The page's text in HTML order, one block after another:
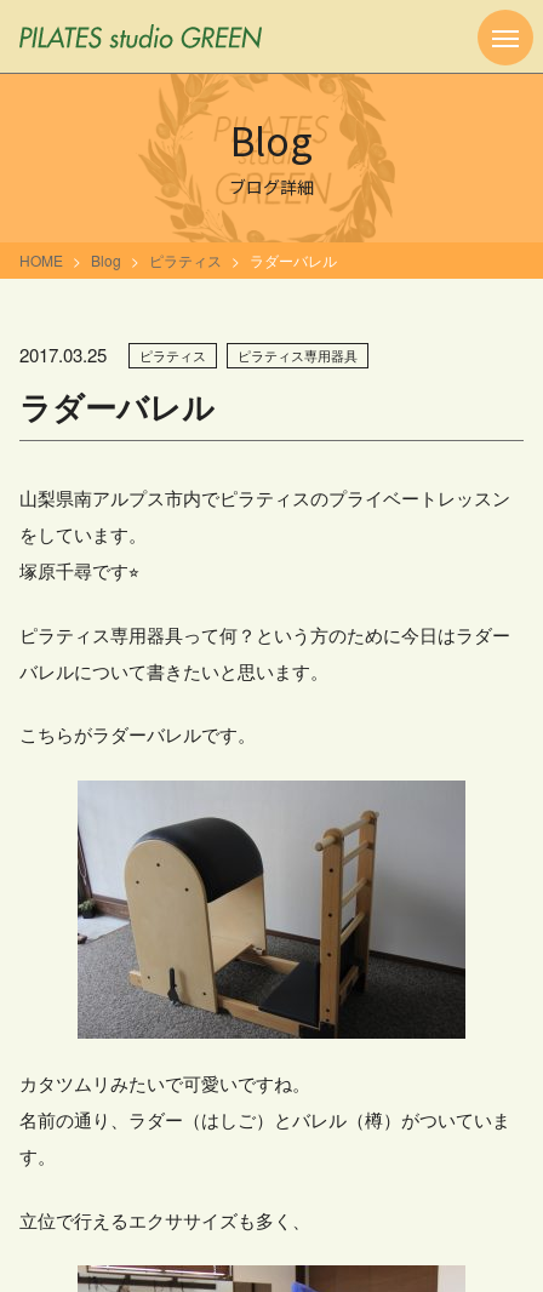
Blog
ブログ詳細
HOME Blog ピラティス ラダーバレル
2017.03.25 ピラティス ピラティス専用器具
ラダーバレル
山梨県南アルプス市内でピラティスのプライベートレッスン
をしています。
塚原千尋です⭐︎
ピラティス専用器具って何？という方のために今日はラダー
バレルについて書きたいと思います。
こちらがラダーバレルです。
カタツムリみたいで可愛いですね。
名前の通り、ラダー（はしご）とバレル（樽）がついていま
す。
立位で行えるエクササイズも多く、